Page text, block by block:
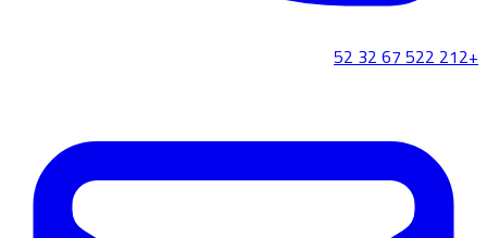
+212 522 67 32 52